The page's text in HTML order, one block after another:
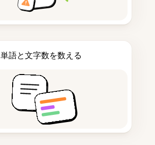
単語と文字数を数える